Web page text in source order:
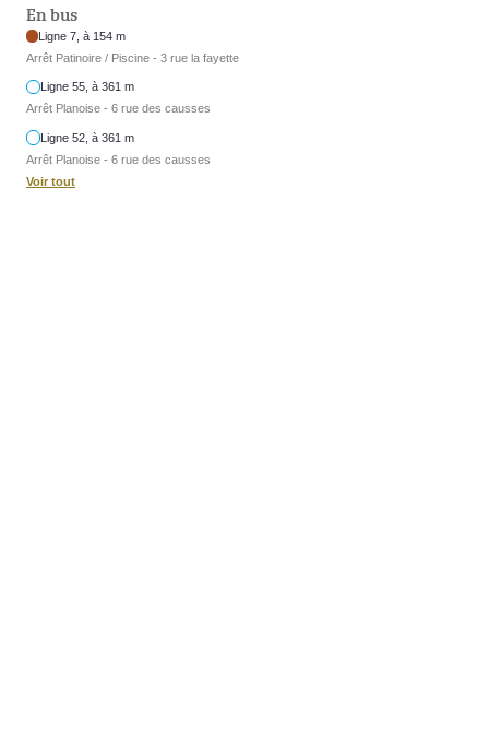
En bus
Ligne 7, à 154 m
Arrêt Patinoire / Piscine - 3 rue la fayette
Ligne 55, à 361 m
Arrêt Planoise - 6 rue des causses
Ligne 52, à 361 m
Arrêt Planoise - 6 rue des causses
Voir tout